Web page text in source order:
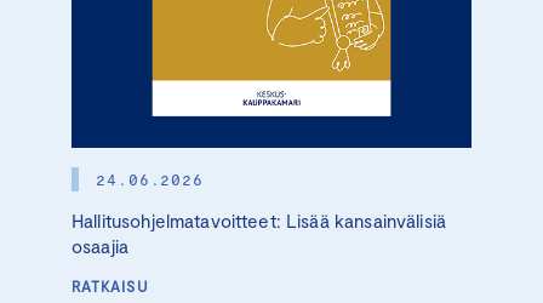
24.06.2026
Hallitusohjelmatavoitteet: Lisää kansainvälisiä
osaajia
RATKAISU